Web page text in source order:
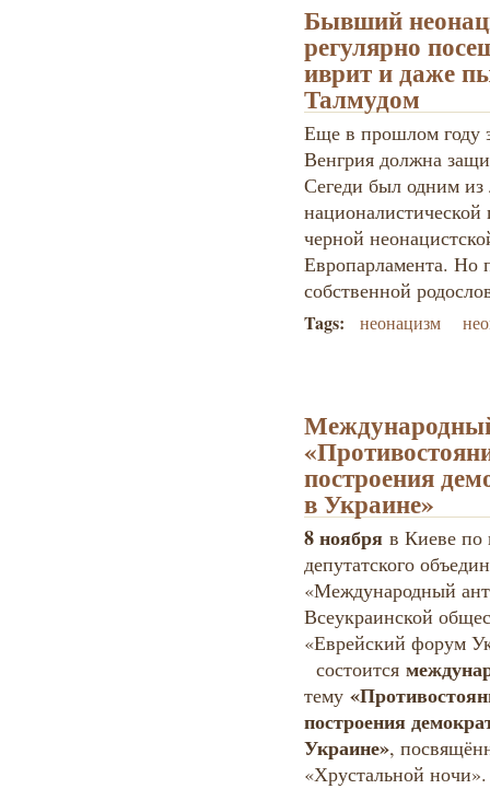
Бывший
регулярно
иврит и даже
Талмудом
Еще в прошлом году
Венгрия должна
Сегеди был одним из
черной
Европарламента. Но
собственной
Tags: неонацизм
построения
в Украине»
8 ноябряв Киеве по
депутатского
«Международный
Всеукраинской
«Еврейский форум
состоится
тему
построения
Украине»,
«Хрустальной ночи».